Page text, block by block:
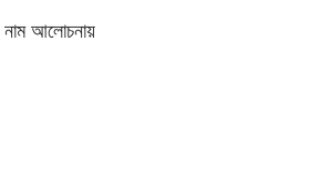
নাম আলোচনায়